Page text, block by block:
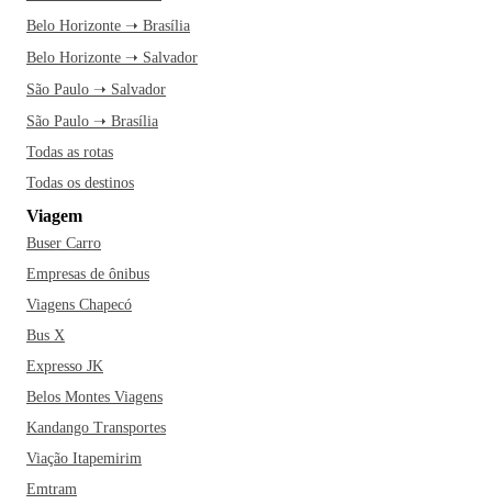
Belo Horizonte ➝ Brasília
Belo Horizonte ➝ Salvador
São Paulo ➝ Salvador
São Paulo ➝ Brasília
Todas as rotas
Todas os destinos
Viagem
Buser Carro
Empresas de ônibus
Viagens Chapecó
Bus X
Expresso JK
Belos Montes Viagens
Kandango Transportes
Viação Itapemirim
Emtram